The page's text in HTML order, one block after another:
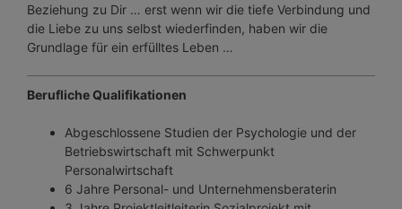
Beziehung zu Dir … erst wenn wir die tiefe Verbindung und
die Liebe zu uns selbst wiederfinden, haben wir die
Grundlage für ein erfülltes Leben …
Berufliche Qualifikationen
Abgeschlossene Studien der Psychologie und der
Betriebswirtschaft mit Schwerpunkt
Personalwirtschaft
6 Jahre Personal- und Unternehmensberaterin